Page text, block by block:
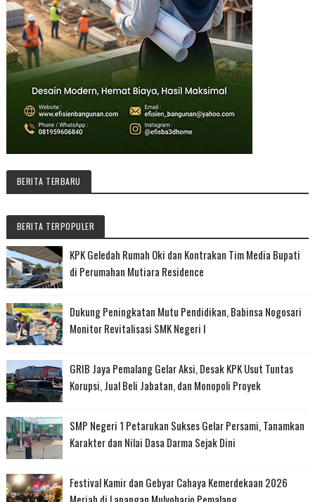
BERITA TERBARU
BERITA TERPOPULER
KPK Geledah Rumah Oki dan Kontrakan Tim Media Bupati
di Perumahan Mutiara Residence
Dukung Peningkatan Mutu Pendidikan, Babinsa Nogosari
Monitor Revitalisasi SMK Negeri I
GRIB Jaya Pemalang Gelar Aksi, Desak KPK Usut Tuntas
Korupsi, Jual Beli Jabatan, dan Monopoli Proyek
SMP Negeri 1 Petarukan Sukses Gelar Persami, Tanamkan
Karakter dan Nilai Dasa Darma Sejak Dini
Festival Kamir dan Gebyar Cahaya Kemerdekaan 2026
Meriah di Lapangan Mulyoharjo Pemalang